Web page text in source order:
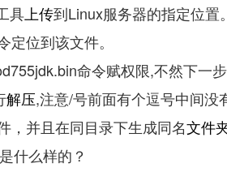
具 上传到Linux服务器的指定位置。
位到该文件。
命令赋权限,不然下一
解压,注意/号前面有个逗号中间没
，并且在同目录下生成同名文件
什么样的？